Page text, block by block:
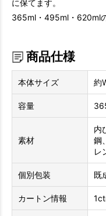
に保てます。
365ml・495ml・620ml
商品仕様
本体サイズ 約
容量
素材
内
鋼
レ
個別包装 既
カートン情報